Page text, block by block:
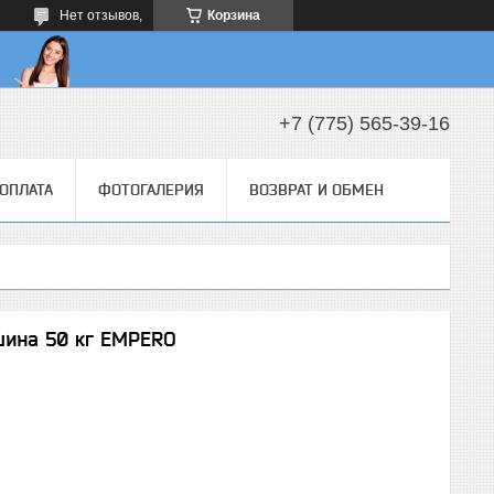
Корзина
Нет отзывов,
+7 (775) 565-39-16
ФОТОГАЛЕРИЯ ВОЗВРАТ И ОБМЕН
50 кг EMPERO